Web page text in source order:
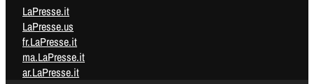
LaPresse.it
LaPresse.us
fr.LaPresse.it
ma.LaPresse.it
ar.LaPresse.it